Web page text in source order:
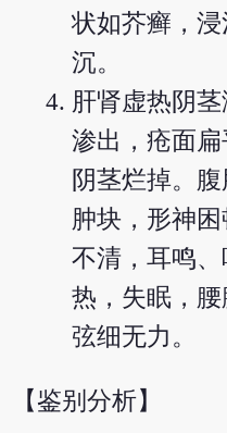
状如芥癣，
沉。
肝肾虚热阴
渗出，疮面
阴茎烂掉。
肿块，形神
不清，耳鸣
热，失眠，
弦细无力。
【鉴别分析】